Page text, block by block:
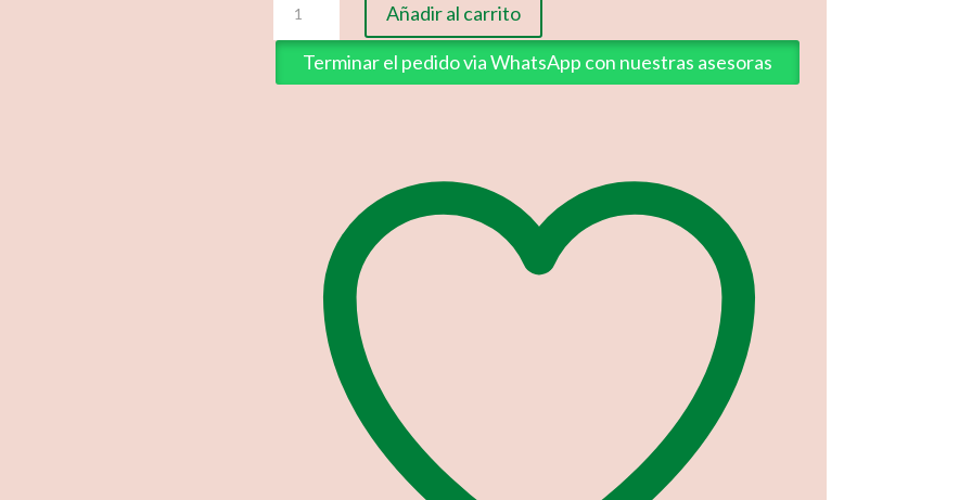
cantidad
Añadir al carrito
Terminar el pedido via WhatsApp con nuestras asesoras